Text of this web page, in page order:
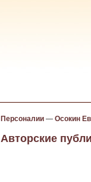
Персоналии — Осокин
Авторские